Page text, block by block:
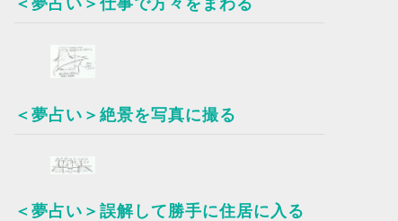
＜夢占い＞絶景を写真に撮る
＜夢占い＞誤解して勝手に住居に入る